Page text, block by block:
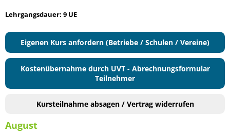
Lehrgangsdauer: 9 UE
Eigenen Kurs anfordern (Betriebe / Schulen / Vereine)
Kostenübernahme durch UVT - Abrechnungsformular
Teilnehmer
Kursteilnahme absagen / Vertrag widerrufen
August